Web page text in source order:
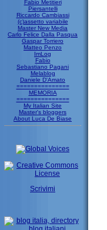
Fabio Metitieri
Piersantelli
Riccardo Cambiassi
(c)assetto variabile
Master New Media
Carlo Felice Dalla Pasqua
Gaspar Torriero
Matteo Penzo
ImLog
Fabio
Sebastiano Pagani
Melablog
Daniele D'Amato
===============
MEMORIA
===============
My Italian Site
Master's bloggers
About Luca De Biase
Scrivimi